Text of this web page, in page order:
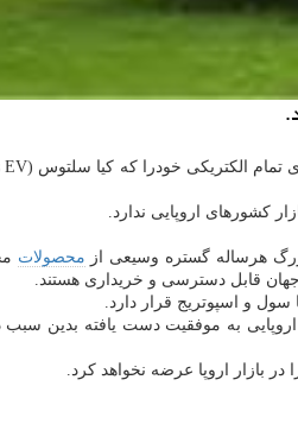
هرساله گستره وسیعی از محصولات
قابل دسترسی و خریداری هستند.
و اسپوتریج قرار دارد.
به موفقیت دست یافته بدین
بازار اروپا عرضه نخواهد كرد.